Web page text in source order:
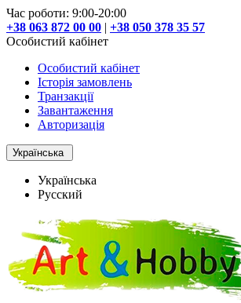
Час роботи: 9:00-20:00
+38 063 872 00 00 | +38 050 378 35 57
Особистий кабінет
Особистий кабінет
Історія замовлень
Транзакції
Завантаження
Авторизація
Українська
Українська
Русский